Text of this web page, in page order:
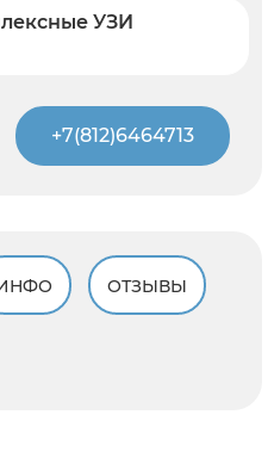
УЗИ
+7(812)6464713
ОТЗЫВЫ